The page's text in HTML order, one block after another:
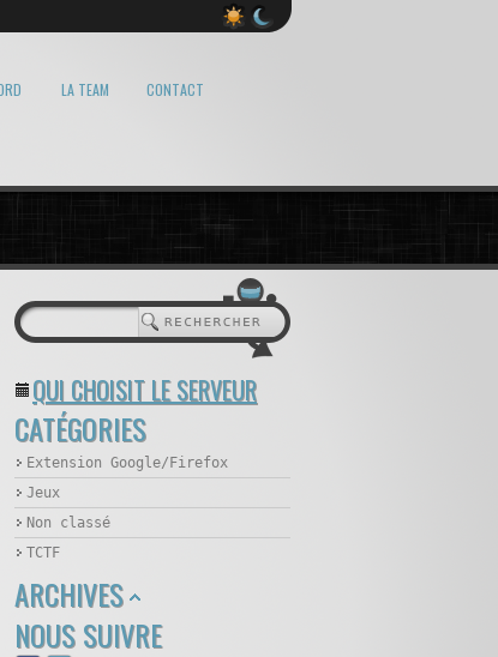
LA TEAM CONTACT
QUI CHOISIT LE SERVEUR
CATÉGORIES
Extension Google/Firefox
Jeux
Non classé
TCTF
ARCHIVES
NOUS SUIVRE